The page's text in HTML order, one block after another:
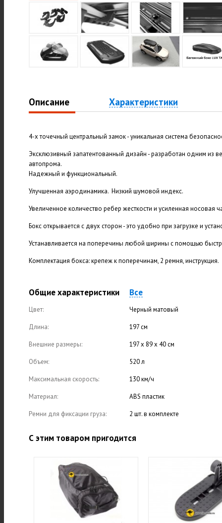
Описание Характеристики
4-х точечный центральный замок - уникальная система
Эксклюзивный запатентованный дизайн - разработан одним из
автопрома.
Надежный и функциональный.
Улучшенная аэродинамика. Низкий шумовой индекс.
Увеличенное количество ребер жесткости и усиленная носовая
Бокс открывается с двух сторон - это удобно при загрузке и
Устанавливается на поперечины любой ширины с помощью
Комплектация бокса: крепеж к поперечинам, 2 ремня, инструкция.
Общие характеристики Все
Цвет: Черный матовый
Длина: 197 см
Внешние размеры: 197 х 89 х 40 см
Объем: 520 л
Максимальная скорость: 130 км/ч
Материал: ABS пластик
Ремни для фиксации груза: 2 шт. в комплекте
С этим товаром пригодится